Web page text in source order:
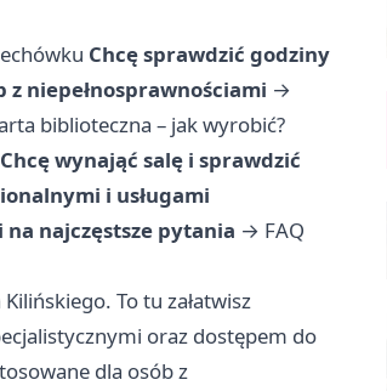
Chcę sprawdzić godziny
z niepełnosprawnościami →
biblioteczna – jak wyrobić?
Chcę wynająć salę i sprawdzić
i usługami
na najczęstsze pytania → FAQ
To tu załatwisz
oraz dostępem do
dla osób z